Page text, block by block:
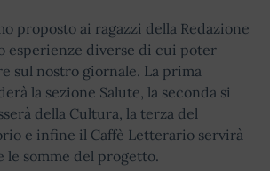
proposto ai ragazzi della Redazione
esperienze diverse di cui poter
sul nostro giornale. La prima
la sezione Salute, la seconda si
della Cultura, la terza del
e infine il Caffè Letterario servirà
le somme del progetto.